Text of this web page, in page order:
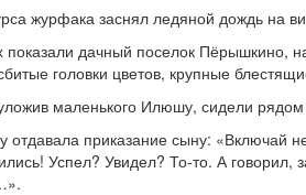
журфака заснял ледяной дождь на
показали дачный поселок Пёрышкино,
головки цветов, крупные
маленького Илюшу, сидели
отдавала приказание сыну: «Включай
Успел? Увидел? То-то. А говорил,